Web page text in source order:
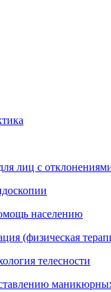
лиц с
населению
(физическая
телесности